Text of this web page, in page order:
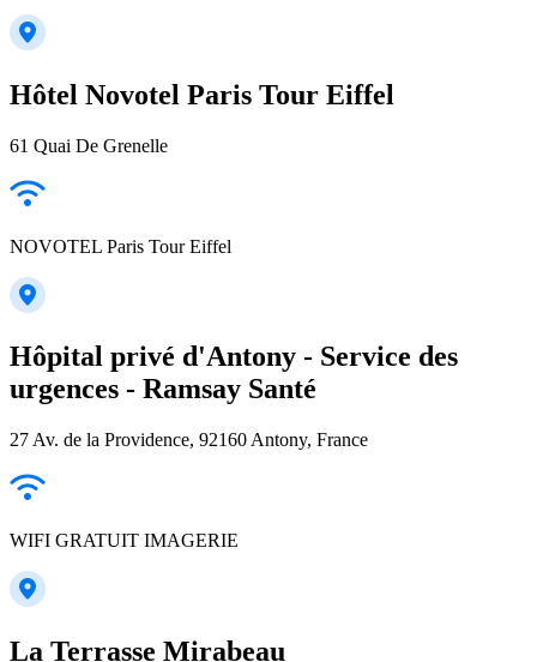
Hôtel Novotel Paris Tour Eiffel
61 Quai De Grenelle
NOVOTEL Paris Tour Eiffel
Hôpital privé d'Antony - Service des
urgences - Ramsay Santé
27 Av. de la Providence, 92160 Antony, France
WIFI GRATUIT IMAGERIE
La Terrasse Mirabeau